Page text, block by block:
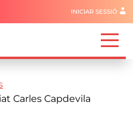
Menú del
INICIAR SESSIÓ
Carles Capdevila